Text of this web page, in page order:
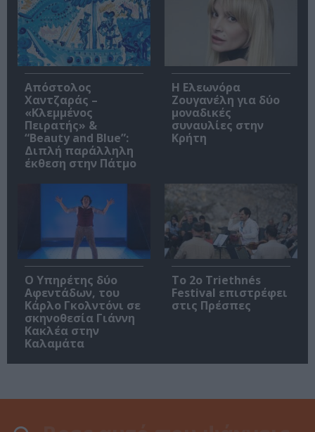
Απόστολος
Χαντζαράς –
«Κλεμμένος
Πειρατής» &
“Beauty and Blue”:
Διπλή παράλληλη
έκθεση στην Πάτμο
Η Ελεωνόρα
Ζουγανέλη για δύο
μοναδικές
συναυλίες στην
Κρήτη
Ο Υπηρέτης δύο
Αφεντάδων, του
Κάρλο Γκολντόνι σε
σκηνοθεσία Γιάννη
Κακλέα στην
Καλαμάτα
Το 2ο Triethnés
Festival επιστρέφει
στις Πρέσπες